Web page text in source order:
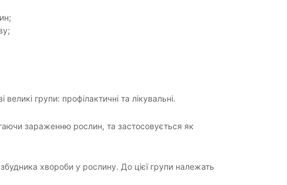
групи: профілактичні та лікувальні.
зараженню рослин, та застосовується як
хвороби у рослину. До цієї групи належать